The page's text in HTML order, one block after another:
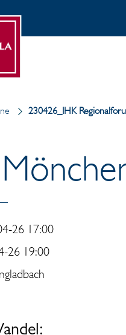
230426_IHK
26 17:00
26 19:00